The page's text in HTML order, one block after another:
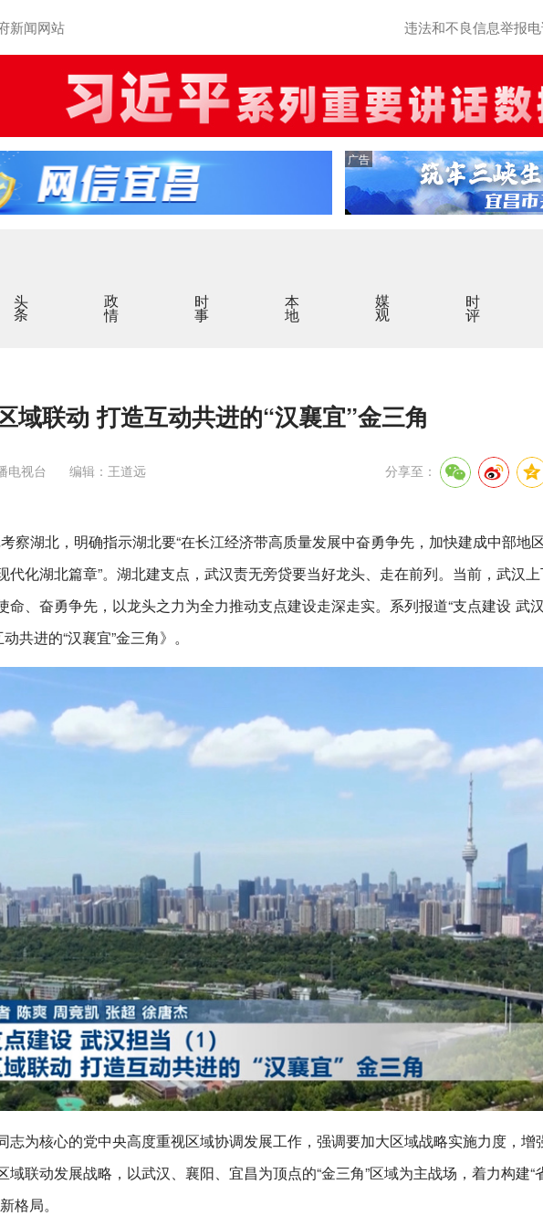
新闻网站 违法和不良信息举报
广告
头条 政情 时事 本地 媒观 时评
域联动 打造互动共进的“汉襄宜”金三角
电视台 编辑：王道远 分享至：
察湖北，明确指示湖北要“在长江经济带高质量发展中奋勇争先，加快建成中部地
代化湖北篇章”。湖北建支点，武汉责无旁贷要当好龙头、走在前列。当前，武汉
命、奋勇争先，以龙头之力为全力推动支点建设走深走实。系列报道“支点建设 武
共进的“汉襄宜”金三角》。
志为核心的党中央高度重视区域协调发展工作，强调要加大区域战略实施力度，增
联动发展战略，以武汉、襄阳、宜昌为顶点的“金三角”区域为主战场，着力构建“
格局。